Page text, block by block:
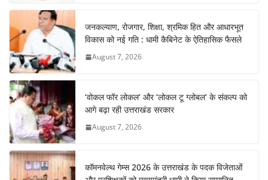
जनकल्याण, रोजगार, शिक्षा, श्रमिक हित और आधारभूत
विकास को नई गति : धामी कैबिनेट के ऐतिहासिक फैसले
August 7, 2026
‘वोकल फॉर लोकल’ और ‘लोकल टू ग्लोबल’ के संकल्प को
आगे बढ़ा रही उत्तराखंड सरकार
August 7, 2026
कॉमनवेल्थ गेम्स 2026 के उत्तराखंड के पदक विजेताओं